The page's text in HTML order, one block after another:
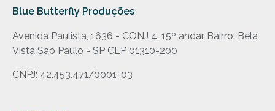
Blue Butterfly Produções
Avenida Paulista, 1636 - CONJ 4, 15º andar Bairro: Bela
Vista São Paulo - SP CEP 01310-200
CNPJ: 42.453.471/0001-03